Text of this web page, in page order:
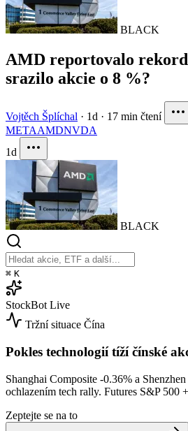
BLACK
AMD reportovalo
srazilo akcie o 8 %?
Vojtěch Šplíchal · 1d · 17 min čtení
METAAMDNVDA
1d
BLACK
⌘ K
StockBot Live
Tržní situace Čína
Pokles technologií tíží čínské
Shanghai Composite -0.36% a Shenzhen
ochlazením tech rally. Futures S&P 500
Zeptejte se na to